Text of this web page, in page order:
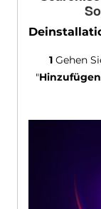
1Gehen
"